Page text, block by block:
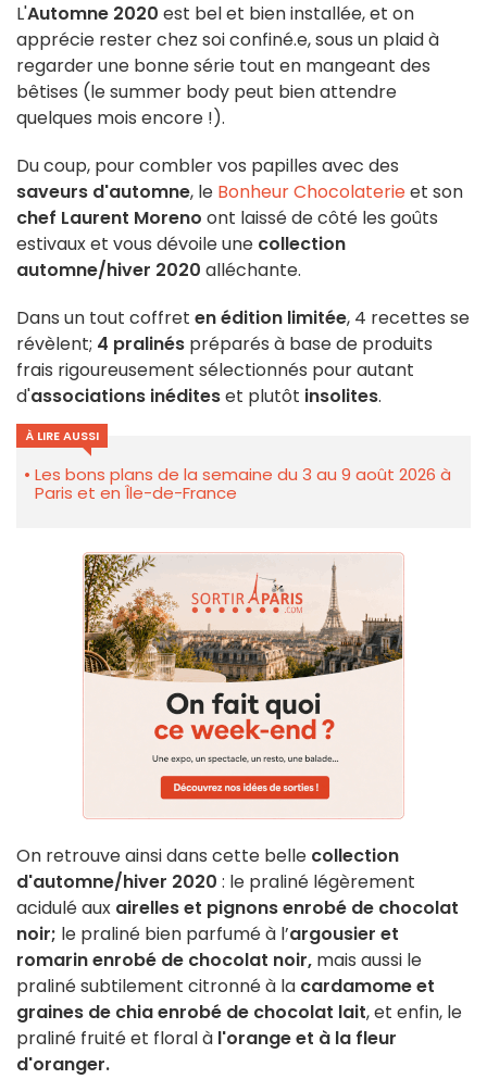
L'Automne 2020 est bel et bien installée, et on
apprécie rester chez soi confiné.e, sous un plaid à
regarder une bonne série tout en mangeant des
bêtises (le summer body peut bien attendre
quelques mois encore !).
Du coup, pour combler vos papilles avec des
saveurs d'automne, le Bonheur Chocolaterieet son
chef Laurent Moreno ont laissé de côté les goûts
estivaux et vous dévoile une collection
automne/hiver 2020 alléchante.
Dans un tout coffret en édition limitée, 4 recettes se
révèlent; 4 pralinés préparés à base de produits
frais rigoureusement sélectionnés pour autant
d'associations inéditeset plutôt insolites.
À LIRE AUSSI
Les bons plans de la semaine du 3 au 9 août 2026 à
Paris et en Île-de-France
On retrouve ainsi dans cette belle collection
d'automne/hiver 2020 : le praliné légèrement
acidulé aux airelles et pignons enrobé de chocolat
noir; le praliné bien parfumé à l’argousier et
romarin enrobé de chocolat noir, mais aussi le
praliné subtilement citronné à la cardamome et
graines de chia enrobé de chocolat lait, et enfin, le
praliné fruité et floral à l'orange et à la fleur
d'oranger.